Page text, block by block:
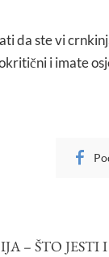
da ste vi
i imate
– ŠTO JESTI I